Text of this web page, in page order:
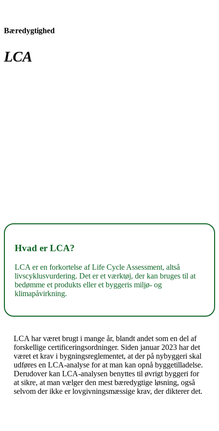
Bæredygtighed
LCA
Hvad er LCA?
LCA er en forkortelse af Life Cycle Assessment, altså
livscyklusvurdering. Det er et værktøj, der kan bruges til at
bedømme et produkts eller et byggeris miljø- og
klimapåvirkning.
LCA har været brugt i mange år, blandt andet som en del af
forskellige certificeringsordninger. Siden januar 2023 har det
været et krav i bygningsreglementet, at der på nybyggeri skal
udføres en LCA-analyse for at man kan opnå byggetilladelse.
Derudover kan LCA-analysen benyttes til øvrigt byggeri for
at sikre, at man vælger den mest bæredygtige løsning, også
selvom der ikke er lovgivningsmæssige krav, der dikterer det.